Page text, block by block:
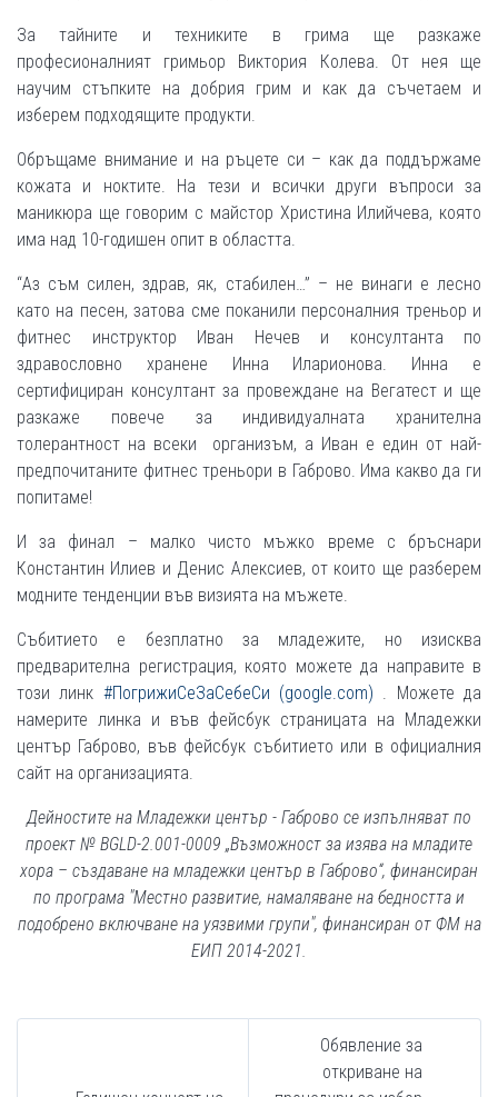
За тайните и техниките в грима ще разкаже
професионалният гримьор Виктория Колева. От нея ще
научим стъпките на добрия грим и как да съчетаем и
изберем подходящите продукти.
Обръщаме внимание и на ръцете си – как да поддържаме
кожата и ноктите. На тези и всички други въпроси за
маникюра ще говорим с майстор Христина Илийчева, която
има над 10-годишен опит в областта.
“Аз съм силен, здрав, як, стабилен…” – не винаги е лесно
като на песен, затова сме поканили персоналния треньор и
фитнес инструктор Иван Нечев и консултанта по
здравословно хранене Инна Иларионова. Инна е
сертифициран консултант за провеждане на Вегатест и ще
разкаже повече за индивидуалната хранителна
толерантност на всеки организъм, а Иван е един от най-
предпочитаните фитнес треньори в Габрово. Има какво да ги
попитаме!
И за финал – малко чисто мъжко време с бръснари
Константин Илиев и Денис Алексиев, от които ще разберем
модните тенденции във визията на мъжете.
Събитието е безплатно за младежите, но изисква
предварителна регистрация, която можете да направите в
този линк #ПогрижиСеЗаСебеСи (google.com) . Можете да
намерите линка и във фейсбук страницата на Младежки
център Габрово, във фейсбук събитието или в официалния
сайт на организацията.
Дейностите на Младежки център - Габрово се изпълняват по
проект № BGLD-2.001-0009 „Възможност за изява на младите
хора – създаване на младежки център в Габрово“, финансиран
по програма "Местно развитие, намаляване на бедността и
подобрено включване на уязвими групи", финансиран от ФМ на
ЕИП 2014-2021.
Обявление за
откриване на